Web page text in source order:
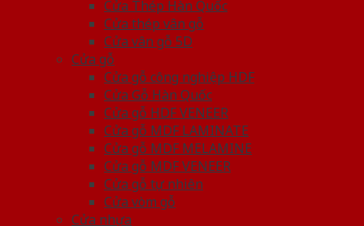
Cửa Thép Hàn Quốc
Cửa thép vân gỗ
Cửa vân gỗ 5D
Cửa gỗ
Cửa gỗ công nghiệp HDF
Cửa Gỗ Hàn Quốc
Cửa gỗ HDF VENEER
Cửa gỗ MDF LAMINATE
Cửa gỗ MDF MELAMINE
Cửa gỗ MDF VENEER
Cửa gỗ tự nhiên
Cửa vòm gỗ
Cửa nhựa